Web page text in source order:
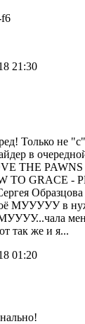
21:30
Только не
в
THE
TO GRACE -
МУУУУУ в
так же и я...
01:20